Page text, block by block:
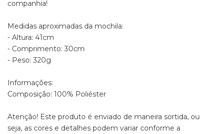
companhia!
Medidas aproximadas da mochila:
- Altura: 41cm
- Comprimento: 30cm
- Peso: 320g
Informações:
Composição: 100% Poliéster
Atenção! Este produto é enviado de maneira sortida, ou
seja, as cores e detalhes podem variar conforme a